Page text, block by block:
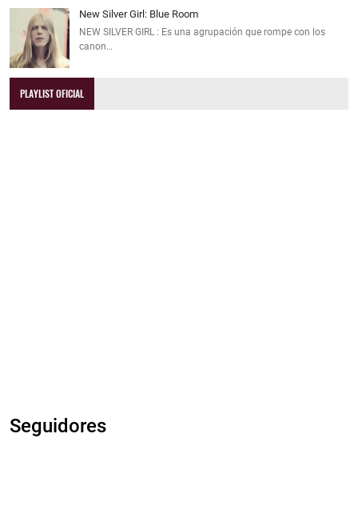
New Silver Girl: Blue Room
NEW SILVER GIRL : Es una agrupación que rompe con los
canon…
PLAYLIST OFICIAL
Seguidores